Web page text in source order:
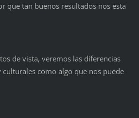
que tan buenos resultados nos esta
de vista, veremos las diferencias
culturales como algo que nos puede